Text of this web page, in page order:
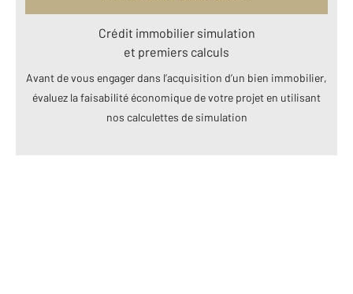
Crédit immobilier simulation
et premiers calculs
Avant de vous engager dans l’acquisition d’un bien immobilier,
évaluez la faisabilité économique de votre projet en utilisant
nos calculettes de simulation